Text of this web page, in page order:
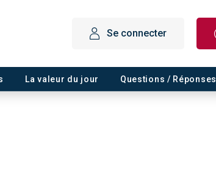
Se connecter
La valeur du jour Questions / Réponses